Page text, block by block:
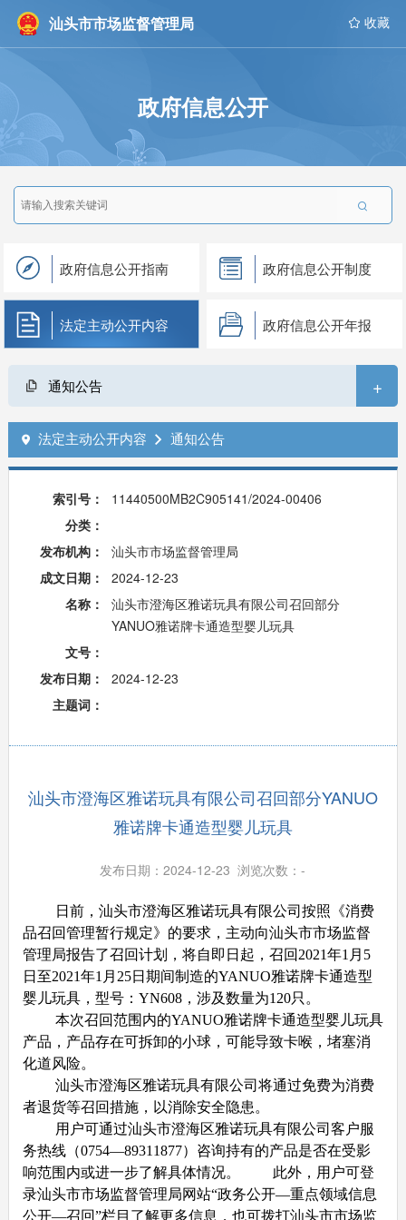
汕头市市场监督管理局  收藏
政府信息公开

政府信息公开指南 政府信息公开制度
法定主动公开内容 政府信息公开年报
通知公告 +
 法定主动公开内容  通知公告
索引号：
11440500MB2C905141/2024-00406
分类：
发布机构：
汕头市市场监督管理局
成文日期：
2024-12-23
名称：
汕头市澄海区雅诺玩具有限公司召回部分
YANUO雅诺牌卡通造型婴儿玩具
文号：
发布日期：
2024-12-23
主题词：
汕头市澄海区雅诺玩具有限公司召回部分YANUO
雅诺牌卡通造型婴儿玩具
发布日期：2024-12-23 浏览次数：-
日前，汕头市澄海区雅诺玩具有限公司按照《消费
品召回管理暂行规定》的要求，主动向汕头市市场监督
管理局报告了召回计划，将自即日起，召回2021年1月5
日至2021年1月25日期间制造的YANUO雅诺牌卡通造型
婴儿玩具，型号：YN608，涉及数量为120只。
本次召回范围内的YANUO雅诺牌卡通造型婴儿玩具
产品，产品存在可拆卸的小球，可能导致卡喉，堵塞消
化道风险。
汕头市澄海区雅诺玩具有限公司将通过免费为消费
者退货等召回措施，以消除安全隐患。
用户可通过汕头市澄海区雅诺玩具有限公司客户服
务热线（0754—89311877）咨询持有的产品是否在受影
响范围内或进一步了解具体情况。 此外，用户可登
录汕头市市场监督管理局网站“政务公开—重点领域信息
公开—召回”栏目了解更多信息，也可拨打汕头市市场监